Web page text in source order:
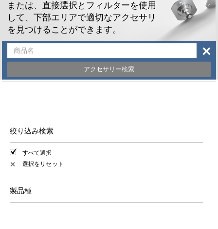
または、直接選択とフィルターを使用
して、下部エリアで適切なアクセサリ
を見つけることができます。
アクセサリー検索
×
絞り込み検索
すべて選択
✕ 選択をリセット
製品種